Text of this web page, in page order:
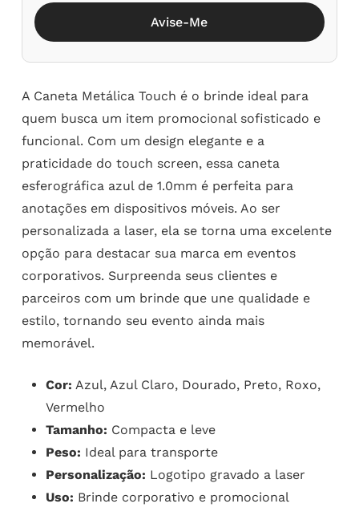
Avise-Me
A Caneta Metálica Touch é o brinde ideal para
quem busca um item promocional sofisticado e
funcional. Com um design elegante e a
praticidade do touch screen, essa caneta
esferográfica azul de 1.0mm é perfeita para
anotações em dispositivos móveis. Ao ser
personalizada a laser, ela se torna uma excelente
opção para destacar sua marca em eventos
corporativos. Surpreenda seus clientes e
parceiros com um brinde que une qualidade e
estilo, tornando seu evento ainda mais
memorável.
Cor: Azul, Azul Claro, Dourado, Preto, Roxo,
Vermelho
Tamanho: Compacta e leve
Peso: Ideal para transporte
Personalização: Logotipo gravado a laser
Uso: Brinde corporativo e promocional